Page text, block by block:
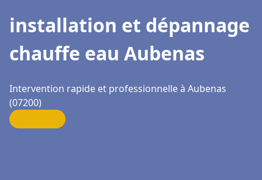
installation et dépannage
chauffe eau Aubenas
Intervention rapide et professionnelle à Aubenas
(07200)